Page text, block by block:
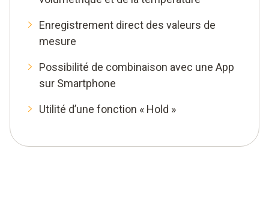
Enregistrement direct des valeurs de
mesure
Possibilité de combinaison avec une App
sur Smartphone
Utilité d’une fonction « Hold »